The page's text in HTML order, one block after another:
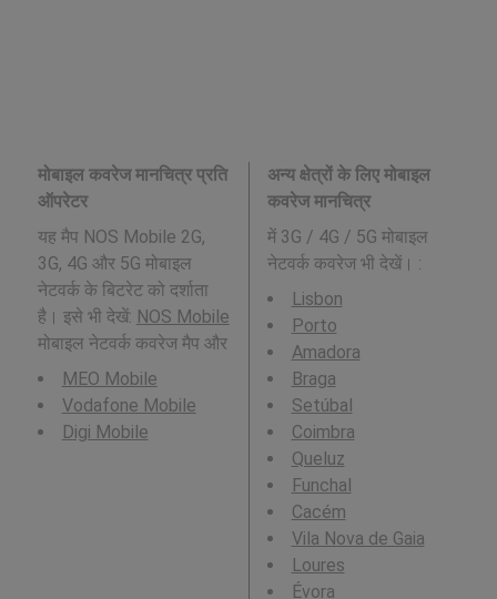
मोबाइल कवरेज मानचित्र प्रति
ऑपरेटर
यह मैप NOS Mobile 2G,
3G, 4G और 5G मोबाइल
नेटवर्क के बिटरेट को दर्शाता
है। इसे भी देखें: NOS Mobile
मोबाइल नेटवर्क कवरेज मैप और
MEO Mobile
Vodafone Mobile
Digi Mobile
अन्य क्षेत्रों के लिए मोबाइल
कवरेज मानचित्र
में 3G / 4G / 5G मोबाइल
नेटवर्क कवरेज भी देखें। :
Lisbon
Porto
Amadora
Braga
Setúbal
Coimbra
Queluz
Funchal
Cacém
Vila Nova de Gaia
Loures
Évora